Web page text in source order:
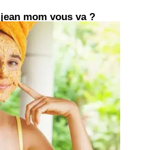
mom vous va ?